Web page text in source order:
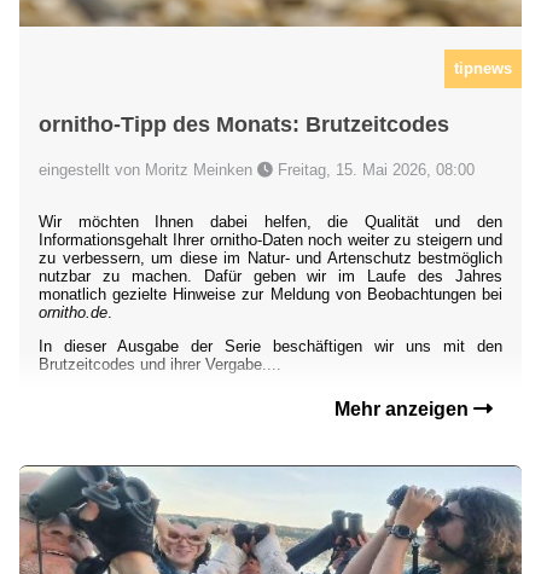
tipnews
ornitho-Tipp des Monats: Brutzeitcodes
eingestellt von Moritz Meinken Freitag, 15. Mai 2026, 08:00
Wir möchten Ihnen dabei helfen, die Qualität und den
Informationsgehalt Ihrer ornitho-Daten noch weiter zu steigern und
zu verbessern, um diese im Natur- und Artenschutz bestmöglich
nutzbar zu machen. Dafür geben wir im Laufe des Jahres
monatlich gezielte Hinweise zur Meldung von Beobachtungen bei
ornitho.de.
In dieser Ausgabe der Serie beschäftigen wir uns mit den
Brutzeitcodes und ihrer Vergabe....
Mehr anzeigen